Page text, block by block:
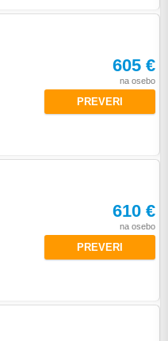
605 €
na osebo
PREVERI
610 €
na osebo
PREVERI